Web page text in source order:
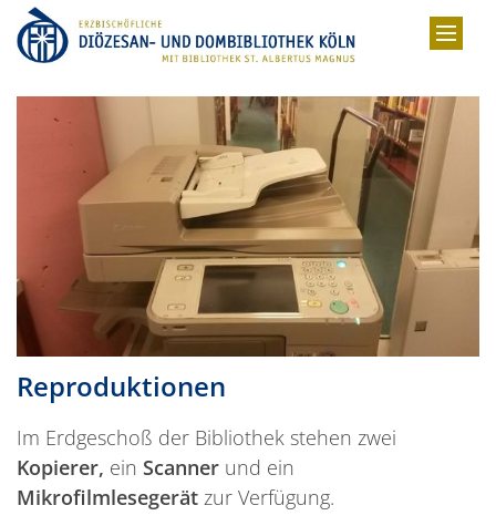
Zum Inhalt springen
Reproduktionen
Im Erdgeschoß der Bibliothek stehen zwei
Kopierer, ein Scanner und ein
Mikrofilmlesegerät zur Verfügung.